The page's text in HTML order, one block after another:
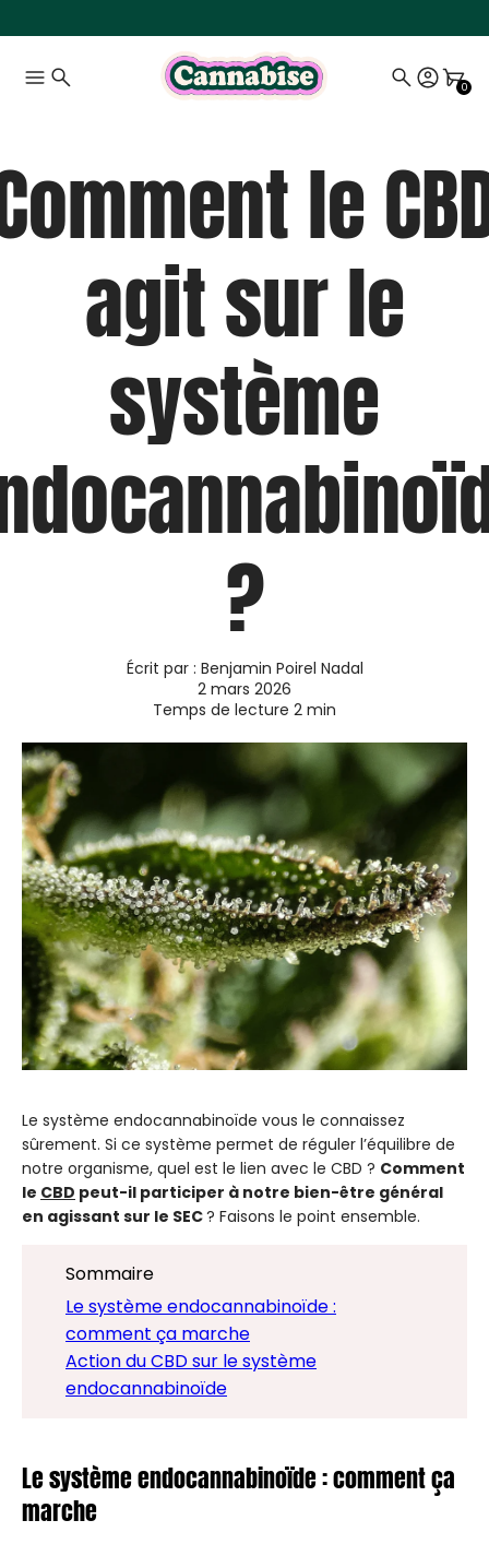
0
le
agit sur le
système
?
Écrit par : Benjamin Poirel Nadal
2 mars 2026
Temps de lecture 2 min
Le système endocannabinoïde vous le connaissez
sûrement. Si ce système permet de réguler l’équilibre de
notre organisme, quel est le lien avec le CBD ? Comment
le CBD peut-il participer à notre bien-être général
en agissant sur le SEC? Faisons le point ensemble.
Sommaire
Le système endocannabinoïde :
comment ça marche
Action du CBD sur le système
endocannabinoïde
Le système endocannabinoïde : comment ça
marche